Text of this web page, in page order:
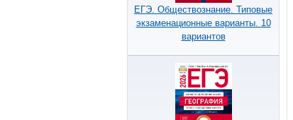
ЕГЭ. Обществознание. Типовые
экзаменационные варианты. 10
вариантов